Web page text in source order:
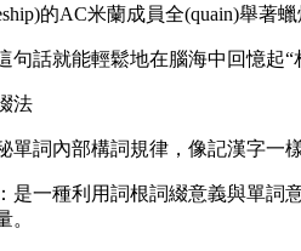
的AC米蘭成員全(quain)舉著蠟
句話就能輕鬆地在腦海中回憶起
法
單詞內部構詞規律，像記漢字一
是一種利用詞根詞綴意義與單詞
。